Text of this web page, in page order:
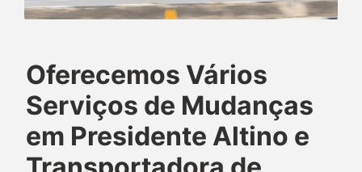
Oferecemos Vários
Serviços de Mudanças
em Presidente Altino e